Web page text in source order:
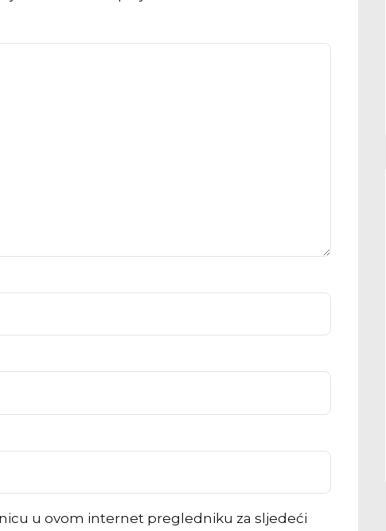
u ovom internet pregledniku za sljedeći